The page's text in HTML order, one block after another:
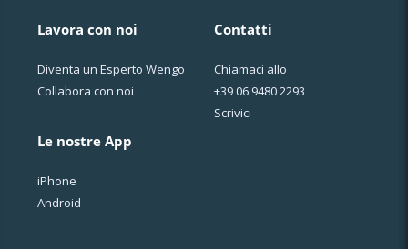
Lavora con noi
Diventa un Esperto Wengo
Collabora con noi
Le nostre App
iPhone
Android
Contatti
Chiamaci allo
+39 06 9480 2293
Scrivici